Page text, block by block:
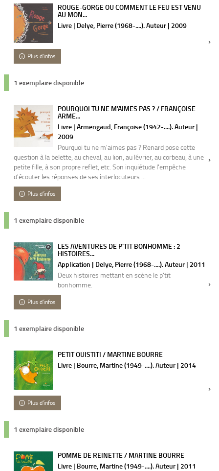
ROUGE-GORGE OU COMMENT LE FEU EST VENU
AU MON...
Livre | Delye, Pierre (1968-....). Auteur | 2009
Plus d'infos
1 exemplaire disponible
POURQUOI TU NE M'AIMES PAS ? / FRANÇOISE
ARME...
Livre | Armengaud, Françoise (1942-....). Auteur |
2009
Pourquoi tu ne m'aimes pas ? Renard pose cette
question à la belette, au cheval, au lion, au lévrier, au corbeau, à une
petite fille, à son propre reflet, etc. Son inquiétude l'empêche
d'écouter les réponses de ses interlocuteurs ...
Plus d'infos
1 exemplaire disponible
LES AVENTURES DE P'TIT BONHOMME : 2
HISTOIRES...
Application | Delye, Pierre (1968-....). Auteur | 2011
Deux histoires mettant en scène le p'tit
bonhomme.
Plus d'infos
1 exemplaire disponible
PETIT OUISTITI / MARTINE BOURRE
Livre | Bourre, Martine (1949-....). Auteur | 2014
Plus d'infos
1 exemplaire disponible
POMME DE REINETTE / MARTINE BOURRE
Livre | Bourre, Martine (1949-....). Auteur | 2011